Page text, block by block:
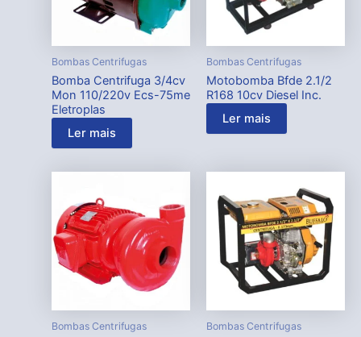
Bombas Centrifugas
Bomba Centrifuga 3/4cv
Mon 110/220v Ecs-75me
Eletroplas
Ler mais
Bombas Centrifugas
Motobomba Bfde 2.1/2
R168 10cv Diesel Inc.
Ler mais
Bombas Centrifugas Bombas Centrifugas